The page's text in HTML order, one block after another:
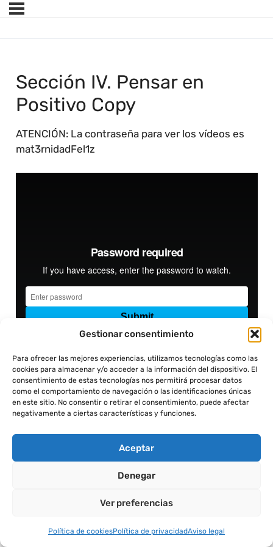
Gestionar consentimiento
Para ofrecer las mejores experiencias, utilizamos tecnologías como las
cookies para almacenar y/o acceder a la información del dispositivo. El
consentimiento de estas tecnologías nos permitirá procesar datos
como el comportamiento de navegación o las identificaciones únicas
en este sitio. No consentir o retirar el consentimiento, puede afectar
negativamente a ciertas características y funciones.
Aceptar
Denegar
Ver preferencias
Política de cookiesPolítica de privacidadAviso legal
Sección IV. Pensar en
Positivo Copy
ATENCIÓN: La contraseña para ver los vídeos es
mat3rnidadFel1z